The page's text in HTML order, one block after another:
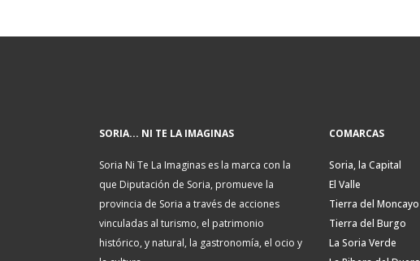
SORIA... NI TE LA IMAGINAS
Soria Ni Te La Imaginas es la marca con la
que Diputación de Soria, promueve la
provincia de Soria a través de acciones
vinculadas al turismo, el patrimonio
histórico, y natural, la gastronomía, el ocio y
COMARCAS
Soria, la Capital
El Valle
Tierra del Moncayo
Tierra del Burgo
La Soria Verde